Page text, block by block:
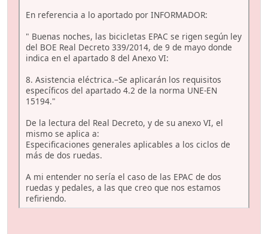
En referencia a lo aportado por INFORMADOR:
" Buenas noches, las bicicletas EPAC se rigen según ley
del BOE Real Decreto 339/2014, de 9 de mayo donde
indica en el apartado 8 del Anexo VI:
8. Asistencia eléctrica.–Se aplicarán los requisitos
específicos del apartado 4.2 de la norma UNE-EN
15194."
De la lectura del Real Decreto, y de su anexo VI, el
mismo se aplica a:
Especificaciones generales aplicables a los ciclos de
más de dos ruedas.
A mi entender no sería el caso de las EPAC de dos
ruedas y pedales, a las que creo que nos estamos
refiriendo.